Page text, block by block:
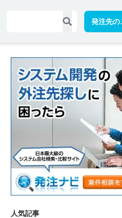
発注先の
人気記事